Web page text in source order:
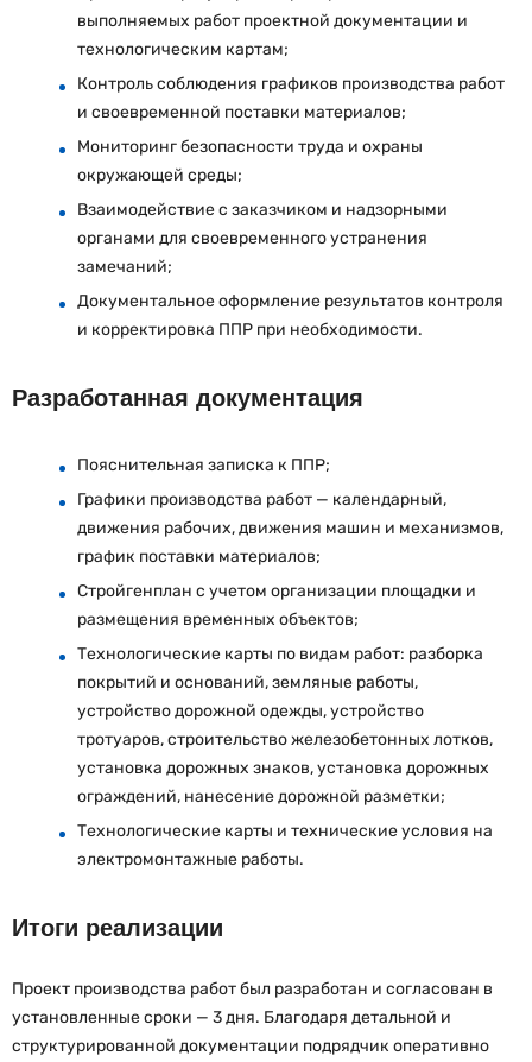
выполняемых работ проектной документации и
технологическим картам;
Контроль соблюдения графиков производства работ
и своевременной поставки материалов;
Мониторинг безопасности труда и охраны
окружающей среды;
Взаимодействие с заказчиком и надзорными
органами для своевременного устранения
замечаний;
Документальное оформление результатов контроля
и корректировка ППР при необходимости.
Разработанная документация
Пояснительная записка к ППР;
Графики производства работ — календарный,
движения рабочих, движения машин и механизмов,
график поставки материалов;
Стройгенплан с учетом организации площадки и
размещения временных объектов;
Технологические карты по видам работ: разборка
покрытий и оснований, земляные работы,
устройство дорожной одежды, устройство
тротуаров, строительство железобетонных лотков,
установка дорожных знаков, установка дорожных
ограждений, нанесение дорожной разметки;
Технологические карты и технические условия на
электромонтажные работы.
Итоги реализации
Проект производства работ был разработан и согласован в
установленные сроки — 3 дня. Благодаря детальной и
структурированной документации подрядчик оперативно